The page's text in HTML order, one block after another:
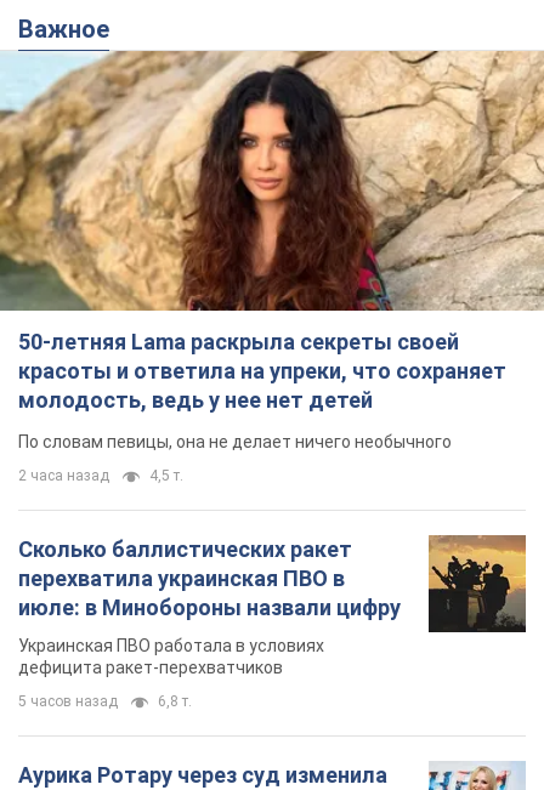
По словам певицы, она не делает ничего необычного
2 часа назад 4,5 т.
Сколько баллистических ракет
перехватила украинская ПВО в
июле: в Минобороны назвали цифру
Украинская ПВО работала в условиях
дефицита ракет-перехватчиков
5 часов назад 6,8 т.
Аурика Ротару через суд изменила
свою пенсию, на которую ранее
жаловалась: сколько получала
певица
В выплату не была включена зарплата
артистки за время работы в Черновицкой